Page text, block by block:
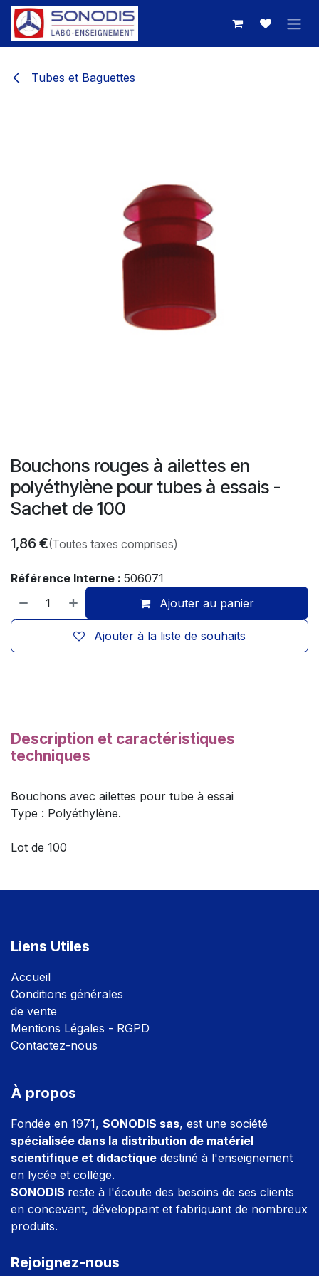
Se rendre au contenu
Tubes et Baguettes
Bouchons rouges à ailettes en
polyéthylène pour tubes à essais -
Sachet de 100
1,86 €(Toutes taxes comprises)
Référence Interne : 506071
Ajouter au panier
Ajouter à la liste de souhaits
Description et caractéristiques
techniques
Bouchons avec ailettes pour tube à essai
Type : Polyéthylène.
Lot de 100
Liens Utiles
Accueil
Conditions générales
de vente
Mentions Légales - RGPD
Contactez-nous
À propos
Fondée en 1971, SONODIS sas, est une société
spécialisée dans la distribution de matériel
scientifique et didactique destiné à l'enseignement
en lycée et collège.
SONODIS reste à l'écoute des besoins de ses clients
en concevant, développant et fabriquant de nombreux
produits.
Rejoignez-nous